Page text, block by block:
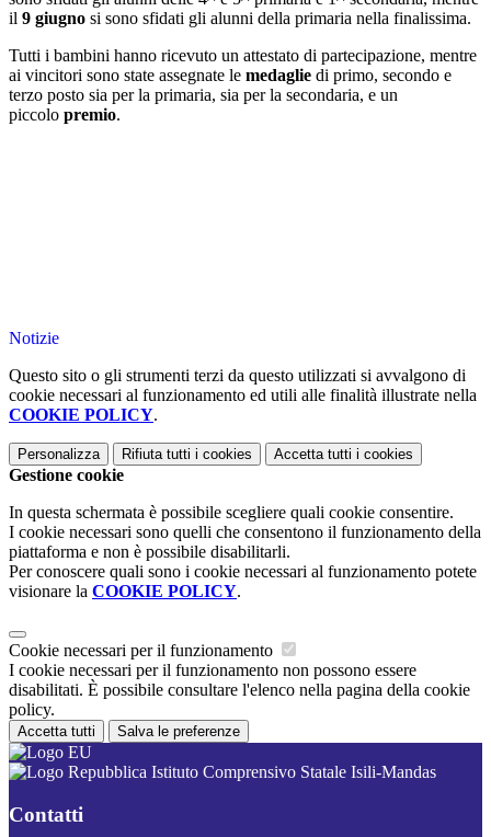
il 9 giugno si sono sfidati gli alunni della primaria nella finalissima.
Tutti i bambini hanno ricevuto un attestato di partecipazione, mentre
ai vincitori sono state assegnate le medaglie di primo, secondo e
terzo posto sia per la primaria, sia per la secondaria, e un
piccolo premio.
Notizie
Questo sito o gli strumenti terzi da questo utilizzati si avvalgono di
cookie necessari al funzionamento ed utili alle finalità illustrate nella
COOKIE POLICY.
Personalizza Rifiuta tutti i cookies Accetta tutti i cookies
Gestione cookie
In questa schermata è possibile scegliere quali cookie consentire.
I cookie necessari sono quelli che consentono il funzionamento della
piattaforma e non è possibile disabilitarli.
Per conoscere quali sono i cookie necessari al funzionamento potete
visionare la COOKIE POLICY.
Cookie necessari per il funzionamento
I cookie necessari per il funzionamento non possono essere
disabilitati. È possibile consultare l'elenco nella pagina della cookie
policy.
Accetta tutti Salva le preferenze
Istituto Comprensivo Statale Isili-Mandas
Contatti